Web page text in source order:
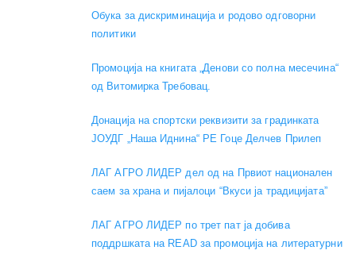
Обука за дискриминација и родово одговорни
политики
Промоција на книгата „Денови со полна месечина“
од Витомирка Требовац.
Донација на спортски реквизити за градинката
ЈОУДГ „Наша Иднина“ РЕ Гоце Делчев Прилеп
ЛАГ АГРО ЛИДЕР дел од на Првиот национален
саем за храна и пијалоци “Вкуси ја традицијата”
ЛАГ АГРО ЛИДЕР по трет пат ја добива
поддршката на READ за промоција на литературни